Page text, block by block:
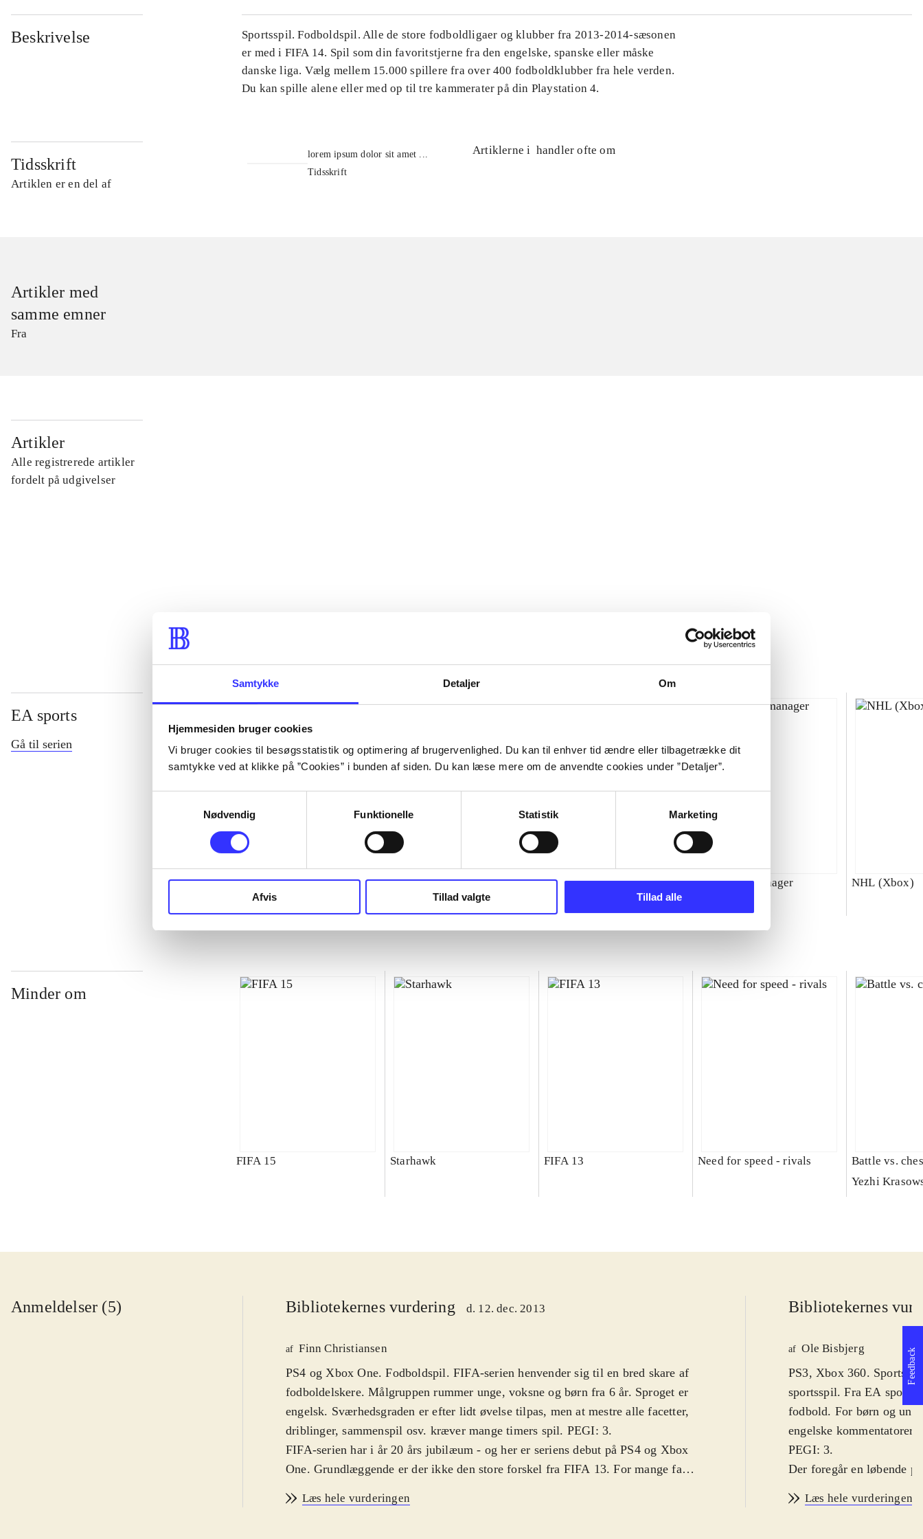
Samtykke Detaljer Om
Hjemmesiden bruger cookies
Vi bruger cookies til besøgsstatistik og optimering af brugervenlighed. Du kan til enhver tid ændre eller tilbagetrække dit
samtykke ved at klikke på ”Cookies” i bunden af siden. Du kan læse mere om de anvendte cookies under ”Detaljer”.
Nødvendig
Funktionelle Statistik Marketing
Afvis Tillad valgte Tillad alle
Beskrivelse
Sportsspil. Fodboldspil. Alle de store fodboldligaer og klubber fra 2013-2014-sæsonen
er med i FIFA 14. Spil som din favoritstjerne fra den engelske, spanske eller måske
danske liga. Vælg mellem 15.000 spillere fra over 400 fodboldklubber fra hele verden.
Du kan spille alene eller med op til tre kammerater på din Playstation 4.
Tidsskrift
Artiklen er en del af
lorem ipsum dolor sit amet ...
Tidsskrift
Artiklerne i handler ofte om
Artikler med
samme emner
Fra
Artikler
Alle registrerede artikler
fordelt på udgivelser
EA sports
Gå til serien
NHL (Pc) NBA live (Pc)
Superbike 2000 : SBK
championship
Total club manager NHL (Xbox)
Minder om
FIFA 15 Starhawk FIFA 13 Need for speed - rivals
Battle vs.
Yezhi
Anmeldelser (5) Bibliotekernes vurdering d. 12. dec. 2013
af Finn Christiansen
PS4 og Xbox One. Fodboldspil. FIFA-serien henvender sig til en bred skare af
fodboldelskere. Målgruppen rummer unge, voksne og børn fra 6 år. Sproget er
engelsk. Sværhedsgraden er efter lidt øvelse tilpas, men at mestre alle facetter,
driblinger, sammenspil osv. kræver mange timers spil. PEGI: 3.
FIFA-serien har i år 20 års jubilæum - og her er seriens debut på PS4 og Xbox
One. Grundlæggende er der ikke den store forskel fra FIFA 13. For mange fans
sæsonen er med, så spillerne på skærmen har de rigtige navne og sæson-trøjer.
Læs hele vurderingen
Bibliotekernes
af Ole Bisbjerg
PS3, Xbox 360.
sportsspil. Fra EA sports
fodbold. For børn og
engelske
PEGI: 3.
Der foregår en løbende
grundlæggende
Læs hele vurderingen
Feedback